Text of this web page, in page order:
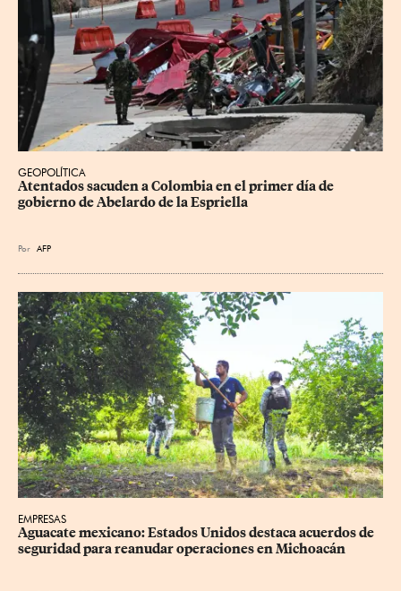
GEOPOLÍTICA
Atentados sacuden a Colombia en el primer día de
gobierno de Abelardo de la Espriella
Por AFP
EMPRESAS
Aguacate mexicano: Estados Unidos destaca acuerdos de
seguridad para reanudar operaciones en Michoacán